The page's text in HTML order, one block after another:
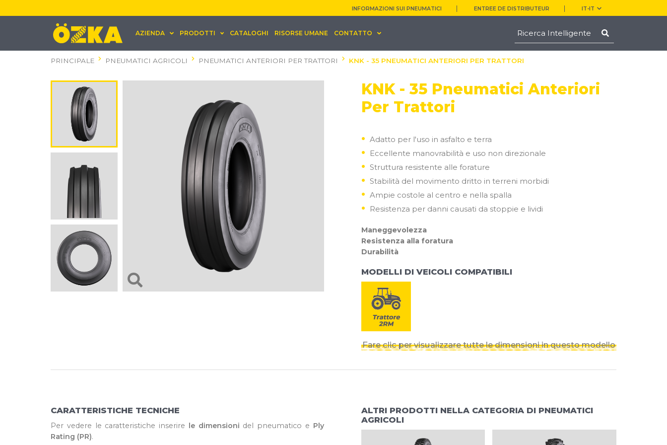
INFORMAZIONI SUI PNEUMATICI ENTREE DE DISTRIBUTEUR IT-IT
AZIENDA PRODOTTI CATALOGHI RISORSE UMANE CONTATTO
PRINCIPALE PNEUMATICI AGRICOLI PNEUMATICI ANTERIORI PER TRATTORI KNK - 35 PNEUMATICI ANTERIORI PER TRATTORI
KNK - 35 Pneumatici Anteriori
Per Trattori
Adatto per l'uso in asfalto e terra
Eccellente manovrabilità e uso non direzionale
Struttura resistente alle forature
Stabilità del movimento dritto in terreni morbidi
Ampie costole al centro e nella spalla
Resistenza per danni causati da stoppie e lividi
Maneggevolezza
Resistenza alla foratura
Durabilità
MODELLI DI VEICOLI COMPATIBILI
Fare clic per visualizzare tutte le dimensioni in questo modello
CARATTERISTICHE TECNICHE
Per vedere le caratteristiche inserire le dimensioni del pneumatico e Ply
Rating (PR).
ALTRI PRODOTTI NELLA CATEGORIA DI PNEUMATICI
AGRICOLI